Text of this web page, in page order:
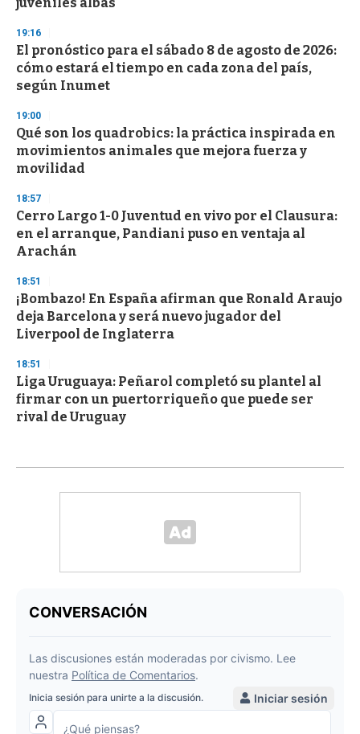
juveniles albas
19:16
El pronóstico para el sábado 8 de agosto de 2026:
cómo estará el tiempo en cada zona del país,
según Inumet
19:00
Qué son los quadrobics: la práctica inspirada en
movimientos animales que mejora fuerza y
movilidad
18:57
Cerro Largo 1-0 Juventud en vivo por el Clausura:
en el arranque, Pandiani puso en ventaja al
Arachán
18:51
¡Bombazo! En España afirman que Ronald Araujo
deja Barcelona y será nuevo jugador del
Liverpool de Inglaterra
18:51
Liga Uruguaya: Peñarol completó su plantel al
firmar con un puertorriqueño que puede ser
rival de Uruguay